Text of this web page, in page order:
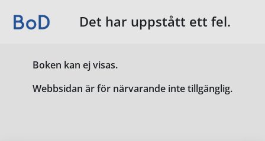
Det har uppstått ett fel.
Boken kan ej visas.
Webbsidan är för närvarande inte tillgänglig.